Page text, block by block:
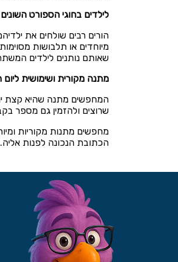
לילדים בחוגי הספורט השונים
הורים רבים שולחים את
מיוחדים או תלבושות
שאותם נותנים לילדים
מתנה מקורית ושימושית
המחפשים מתנה שהיא קצת
שרוצים ולהזמין גם מספר
מחפשים מתנות מקוריות
הכתובת הנכונה לפנות